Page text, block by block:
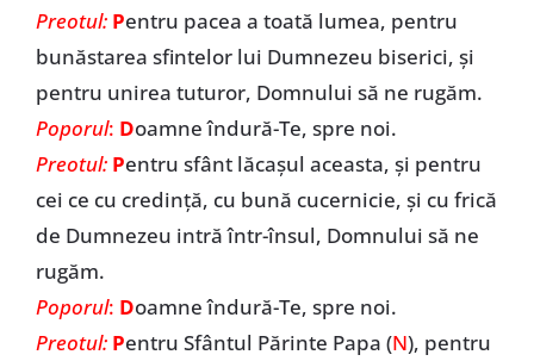
Preotul: Pentru pacea a toată lumea, pentru
bunăstarea sfintelor lui Dumnezeu biserici, și
pentru unirea tuturor, Domnului să ne rugăm.
Poporul: Doamne îndură-Te, spre noi.
Preotul: Pentru sfânt lăcașul aceasta, și pentru
cei ce cu credință, cu bună cucernicie, și cu frică
de Dumnezeu intră într-însul, Domnului să ne
rugăm.
Poporul: Doamne îndură-Te, spre noi.
Preotul: Pentru Sfântul Părinte Papa (N), pentru